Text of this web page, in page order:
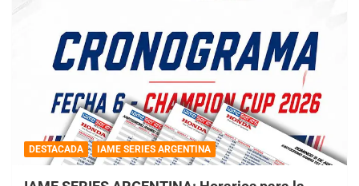
DESTACADA IAME SERIES ARGENTINA